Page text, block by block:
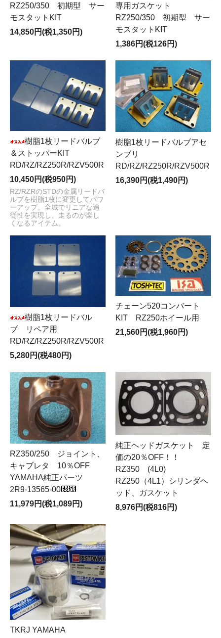
RZ250/350 初期型 サー
モスタットKIT
14,850円(税1,350円)
専用ガスケット
RZ250/350 初期型 サー
モスタットKIT
1,386円(税126円)
樹脂1枚リードバルブ
＆ストッパーKIT
RD/RZ/RZ250R/RZV500R
10,450円(税950円)
RZ/RZRのSTDの金属リードバ
ルブを樹脂1枚に変更してパワ
ーアップ。全域でリニアな追
従性を実現し、走るのが楽し
くなるアイテム。
樹脂1枚リードバルブアセ
ンブリ
RD/RZ/RZ250R/RZV500R
16,390円(税1,490円)
樹脂1枚リードバル
ブ リペア用
RD/RZ/RZ250R/RZV500R
5,280円(税480円)
チェーン520コンバート
KIT RZ250ホイール用
21,560円(税1,960円)
RZ350/250 ジョイント、
キャブレタ 10％OFF
YAMAHA純正パーツ
2R9-13565-00
11,979円(税1,089円)
純正ヘッドガスケット 定
価の20％OFF！！
RZ350 (4L0)
RZ250（4L1）シリンダヘ
ッド、ガスケット
8,976円(税816円)
TKRJ YAMAHA